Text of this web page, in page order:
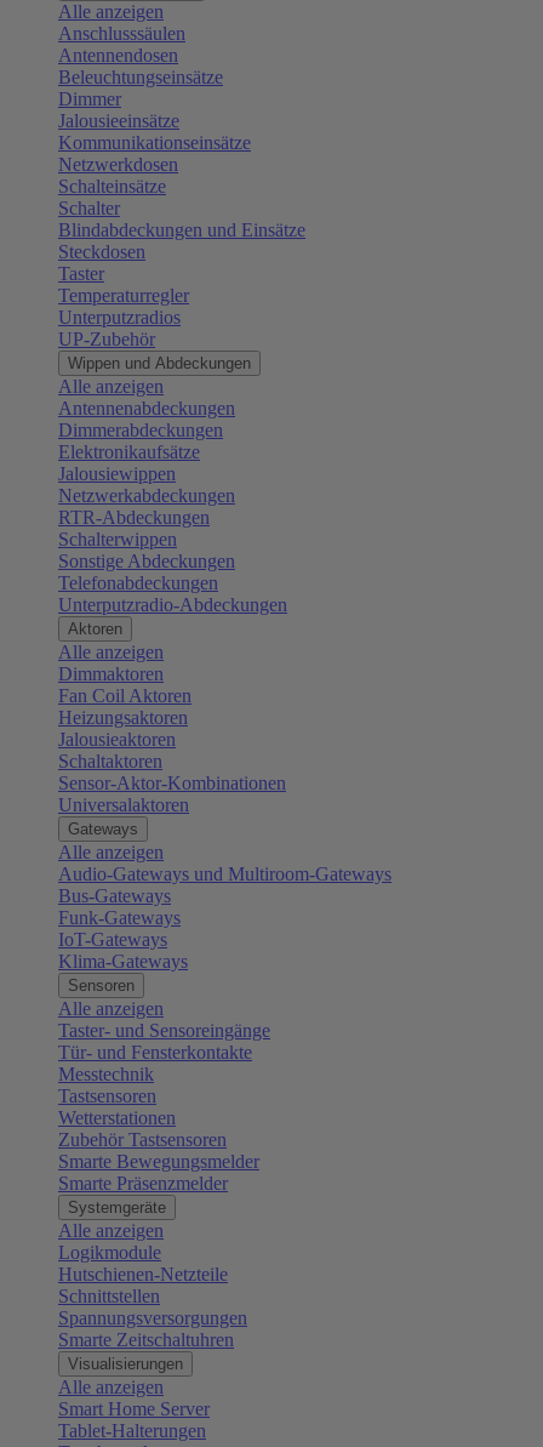
Alle anzeigen
Anschlusssäulen
Antennendosen
Beleuchtungseinsätze
Dimmer
Jalousieeinsätze
Kommunikationseinsätze
Netzwerkdosen
Schalteinsätze
Schalter
Blindabdeckungen und Einsätze
Steckdosen
Taster
Temperaturregler
Unterputzradios
UP-Zubehör
Wippen und Abdeckungen
Alle anzeigen
Antennenabdeckungen
Dimmerabdeckungen
Elektronikaufsätze
Jalousiewippen
Netzwerkabdeckungen
RTR-Abdeckungen
Schalterwippen
Sonstige Abdeckungen
Telefonabdeckungen
Unterputzradio-Abdeckungen
Aktoren
Alle anzeigen
Dimmaktoren
Fan Coil Aktoren
Heizungsaktoren
Jalousieaktoren
Schaltaktoren
Sensor-Aktor-Kombinationen
Universalaktoren
Gateways
Alle anzeigen
Audio-Gateways und Multiroom-Gateways
Bus-Gateways
Funk-Gateways
IoT-Gateways
Klima-Gateways
Sensoren
Alle anzeigen
Taster- und Sensoreingänge
Tür- und Fensterkontakte
Messtechnik
Tastsensoren
Wetterstationen
Zubehör Tastsensoren
Smarte Bewegungsmelder
Smarte Präsenzmelder
Systemgeräte
Alle anzeigen
Logikmodule
Hutschienen-Netzteile
Schnittstellen
Spannungsversorgungen
Smarte Zeitschaltuhren
Visualisierungen
Alle anzeigen
Smart Home Server
Tablet-Halterungen